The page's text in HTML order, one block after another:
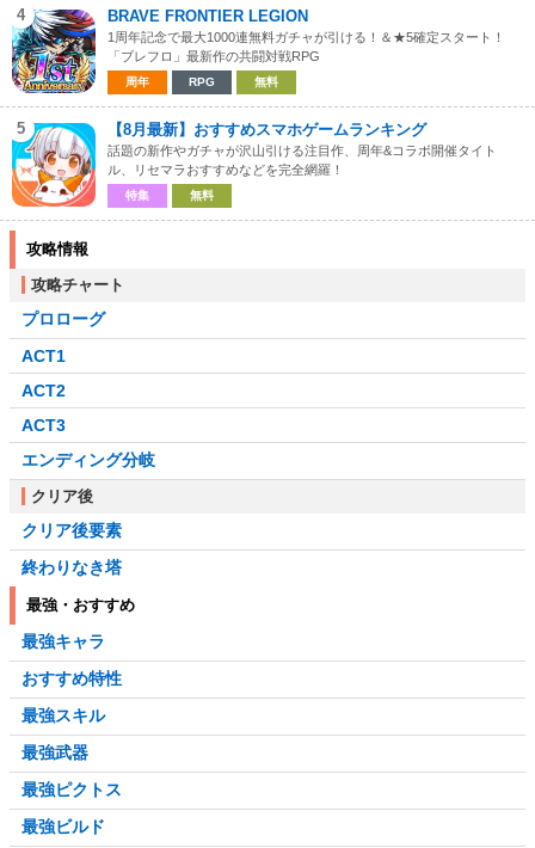
4 BRAVE FRONTIER LEGION
1周年記念で最大1000連無料ガチャが引ける！＆★5確定スタート！
「ブレフロ」最新作の共闘対戦RPG
周年 RPG 無料
5 【8月最新】おすすめスマホゲームランキング
話題の新作やガチャが沢山引ける注目作、周年&コラボ開催タイト
ル、リセマラおすすめなどを完全網羅！
特集 無料
攻略情報
攻略チャート
プロローグ
ACT1
ACT2
ACT3
エンディング分岐
クリア後
クリア後要素
終わりなき塔
最強・おすすめ
最強キャラ
おすすめ特性
最強スキル
最強武器
最強ピクトス
最強ビルド